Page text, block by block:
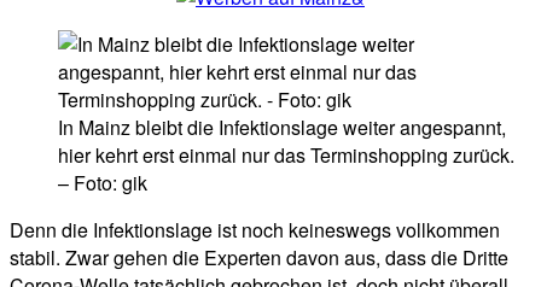
In Mainz bleibt die Infektionslage weiter angespannt,
hier kehrt erst einmal nur das Terminshopping zurück.
– Foto: gik
Denn die Infektionslage ist noch keineswegs vollkommen
stabil. Zwar gehen die Experten davon aus, dass die Dritte